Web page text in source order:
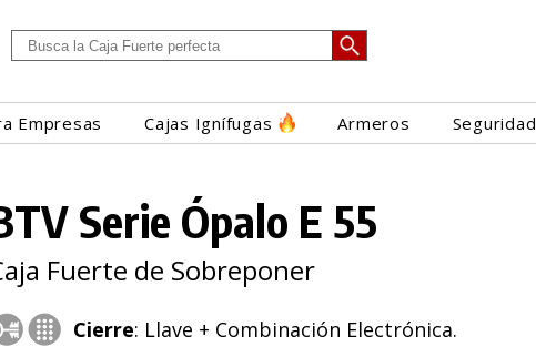
Empresas Cajas Ignífugas Armeros Seguridad
Serie Ópalo E 55
Fuerte de Sobreponer
Cierre: Llave + Combinación Electrónica.